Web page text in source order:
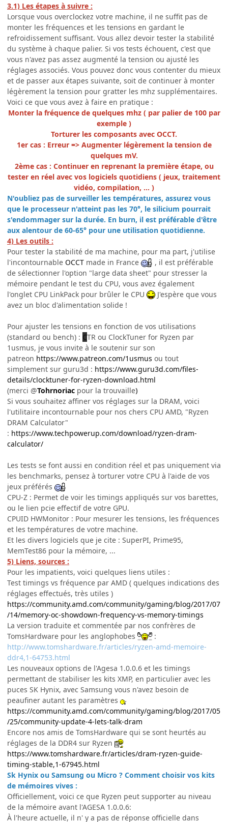
3.1) Les étapes à suivre :
Lorsque vous overclockez votre machine, il ne suffit pas de
monter les fréquences et les tensions en gardant le
refroidissement suffisant. Vous allez devoir tester la stabilité
du système à chaque palier. Si vos tests échouent, c'est que
vous n'avez pas assez augmenté la tension ou ajusté les
réglages associés. Vous pouvez donc vous contenter du mieux
et de passer aux étapes suivante, soit de continuer à monter
légèrement la tension pour gratter les mhz supplémentaires.
Voici ce que vous avez à faire en pratique :
Monter la fréquence de quelques mhz ( par palier de 100 par
exemple )
Torturer les composants avec OCCT.
1er cas : Erreur => Augmenter légèrement la tension de
quelques mV.
2ème cas : Continuer en reprenant la première étape, ou
tester en réel avec vos logiciels quotidiens ( jeux, traitement
vidéo, compilation, ... )
N'oubliez pas de surveiller les températures, assurez vous
que le processeur n'atteint pas les 70°, le silicium pourrait
s'endommager sur la durée. En burn, il est préférable d'être
aux alentour de 60-65° pour une utilisation quotidienne.
4) Les outils :
Pour tester la stabilité de ma machine, pour ma part, j'utilise
l'incontournable OCCT made in France
, il est préférable
de sélectionner l'option "large data sheet" pour stresser la
mémoire pendant le test du CPU, vous avez également
l'onglet CPU LinkPack pour brûler le CPU
J'espère que vous
avez un bloc d'alimentation solide !
Pour ajuster les tensions en fonction de vos utilisations
(standard ou bench) : CTR ou ClockTuner for Ryzen par
1usmus, je vous invite à le soutenir sur son
patreon https://www.patreon.com/1usmus ou tout
simplement sur guru3d : https://www.guru3d.com/files-
details/clocktuner-for-ryzen-download.html
(merci @Tohrnoriac pour la trouvaille)
Si vous souhaitez affiner vos réglages sur la DRAM, voici
l'utilitaire incontournable pour nos chers CPU AMD, "Ryzen
DRAM Calculator"
: https://www.techpowerup.com/download/ryzen-dram-
calculator/
Les tests se font aussi en condition réel et pas uniquement via
les benchmarks, pensez à torturer votre CPU à l'aide de vos
jeux préférés
CPU-Z : Permet de voir les timings appliqués sur vos barettes,
ou le lien pcie effectif de votre GPU.
CPUID HWMonitor : Pour mesurer les tensions, les fréquences
et les températures de votre machine.
Et les divers logiciels que je cite : SuperPI, Prime95,
MemTest86 pour la mémoire, ...
5) Liens, sources :
Pour les impatients, voici quelques liens utiles :
Test timings vs fréquence par AMD ( quelques indications des
réglages effectués, très utiles )
https://community.amd.com/community/gaming/blog/2017/07
/14/memory-oc-showdown-frequency-vs-memory-timings
La version traduite et commentée par nos confrères de
TomsHardware pour les anglophobes
:
http://www.tomshardware.fr/articles/ryzen-amd-memoire-
ddr4,1-64753.html
Les nouveaux options de l'Agesa 1.0.0.6 et les timings
permettant de stabiliser les kits XMP, en particulier avec les
puces SK Hynix, avec Samsung vous n'avez besoin de
peaufiner autant les paramètres
https://community.amd.com/community/gaming/blog/2017/05
/25/community-update-4-lets-talk-dram
Encore nos amis de TomsHardware qui se sont heurtés au
réglages de la DDR4 sur Ryzen
https://www.tomshardware.fr/articles/dram-ryzen-guide-
timing-stable,1-67945.html
Sk Hynix ou Samsung ou Micro ? Comment choisir vos kits
de mémoires vives :
Officiellement, voici ce que Ryzen peut supporter au niveau
de la mémoire avant l'AGESA 1.0.0.6:
À l'heure actuelle, il n' y a pas de réponse officielle dans